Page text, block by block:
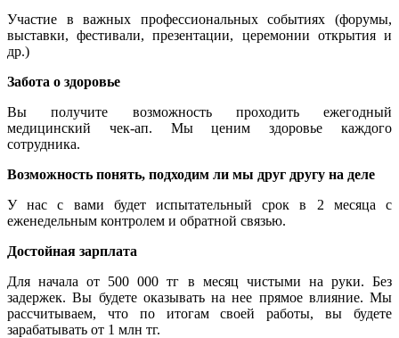
Участие в важных профессиональных событиях (форумы,
выставки, фестивали, презентации, церемонии открытия и
др.)
Забота о здоровье
Вы получите возможность проходить ежегодный
медицинский чек-ап. Мы ценим здоровье каждого
сотрудника.
Возможность понять, подходим ли мы друг другу на деле
У нас с вами будет испытательный срок в 2 месяца с
еженедельным контролем и обратной связью.
Достойная зарплата
Для начала от 500 000 тг в месяц чистыми на руки. Без
задержек. Вы будете оказывать на нее прямое влияние. Мы
рассчитываем, что по итогам своей работы, вы будете
зарабатывать от 1 млн тг.